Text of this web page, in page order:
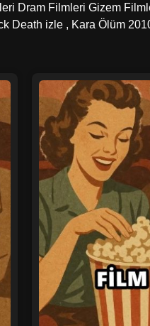
Dram Filmleri Gizem
Death izle , Kara Ölüm